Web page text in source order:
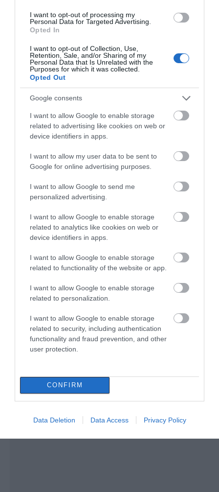
I want to opt-out of processing my
Personal Data for Targeted Advertising.
Opted In
I want to opt-out of Collection, Use,
Retention, Sale, and/or Sharing of my
Personal Data that Is Unrelated with the
Purposes for which it was collected.
Opted Out
Google consents
I want to allow Google to enable storage
related to advertising like cookies on web or
device identifiers in apps.
I want to allow my user data to be sent to
Google for online advertising purposes.
I want to allow Google to send me
personalized advertising.
I want to allow Google to enable storage
related to analytics like cookies on web or
device identifiers in apps.
I want to allow Google to enable storage
related to functionality of the website or app.
I want to allow Google to enable storage
related to personalization.
I want to allow Google to enable storage
related to security, including authentication
functionality and fraud prevention, and other
user protection.
CONFIRM
Data Deletion Data Access Privacy Policy
ουρανό
09.08.2026 | 12:40
Εύβοια: Νέες πινακίδες για τον
κίνδυνο πυρκαγιάς – Σε ποια
σημεία τοποθετήθηκαν
09.08.2026 | 12:20
Ποιοι φοιτητές θα πάρουν έως
Συναγερμός στη Βόρεια Εύβοια:
Αγελάδες πετάγονται στο δρόμο-
Η έκκληση ιερέα στους οδηγούς
Ο Λευτέρης Στεργίου επιστρέφει
09.08.2026 | 11:20
Συγκινεί Ενορία στην Εύβοια!
Συγκεντρώνει τρόφιμα για
άπορες οικογένειες για τον
Σε πλήρη ετοιμότητα για
ενδεχόμενο πυρκαγιάς σήμερα ο
Δήμος Χαλκιδέων- Χρήσιμα
τηλέφωνα
09.08.2026 | 10:40
500.000 € για την
ενεργειακή
αναβάθμιση του 4ου
Λιβαδειάς
παρουσιάζει το
οικονομικό πρόγραμμα
αντιδήμαρχος στην
Εύβοια! Έγινε για τρίτη
φορά παππούς!
Εύβοιας εξέδωσε
ανακοίνωση για το
βουλευτή Σίμο
αναφέρει
Άρχισε τις διακοπές ο
Μητσοτάκης: Φαγητό
και κρασί σε γνωστό
Κρίση στο κόμμα
Καρυστιανού: Δύο
καταγγέλλοντας
κλειστό σύστημα
αποφάσεων